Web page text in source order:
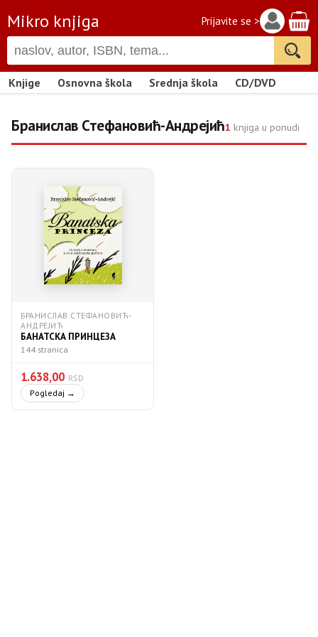
Mikro knjiga Prijavite se >
Knjige Osnovna škola Srednja škola CD/DVD
Бранислав Стефановић-Андрејић1 knjiga u ponudi
БРАНИСЛАВ СТЕФАНОВИЋ-
АНДРЕЈИЋ
БАНАТСКА ПРИНЦЕЗА
144 stranica
1.638,00 RSD
Pogledaj →